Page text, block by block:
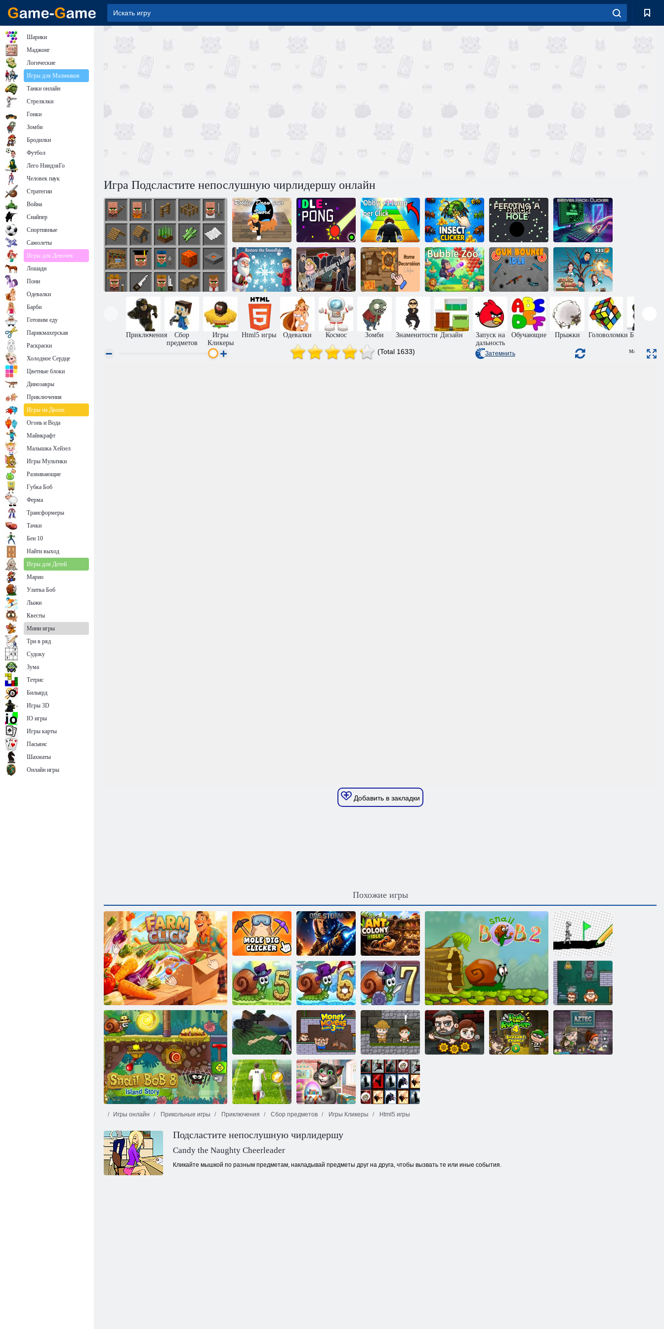
Игра Подсластите непослушную чирлидершу онлайн
Робби: Обнажи
свой меч
Бесконечный
понг
Обби: +1
прыжок за клик
Кликер
насекомых
Кормление
чёрной дыры
Взлом сервера:
Кликер
Восстановите
снежинку
Альфа-
эволюция:
Станьте
лидером
Декор для дома
Пузырьковый
зоопарк
Отскок оружия
в режиме
ожидания
Игра
кальмаров
Эволюция: Все
персонажи!
Приключения
Сбор
предметов
Игры
Кликеры
Html5 игры Одевалки Космос Зомби Знаменитости Дизайн
Запуск на
дальность
Обучающие Прыжки Головоломки Бродилки
мальчиков
(Total 1633) Затемнить
Добавить в закладки
Похожие игры
Фермерский клик
Кротовый
кликер
Рудовая война
Муравьиная
колония
Иди по
нарисованному
Улитка Боб 5:
История любви
Улитка Боб 6:
Зимняя сказка
Улитка Боб 7:
Фантастическая
история
Ловкие воры 2
Майнкрафт:
Блок шахты
Ловкие воры 3:
Караульная
служба
Инки:
Приключения
Евро Футбол
Спринт
Том: Киндер
сюрприз
Игры онлайн Прикольные игры Приключения Сбор предметов Игры Кликеры Html5 игры
Подсластите непослушную чирлидершу
Candy the Naughty Cheerleader
Кликайте мышкой по разным предметам, накладывай предметы друг на друга, чтобы вызвать те или иные события.
Шарики
Маджонг
Логические
Игры для Мальчиков
Танки онлайн
Стрелялки
Гонки
Зомби
Бродилки
Футбол
Лего НиндзяГо
Человек паук
Стратегии
Война
Снайпер
Спортивные
Самолеты
Игры для Девочек
Лошади
Пони
Одевалки
Барби
Готовим еду
Парикмахерская
Раскраски
Холодное Сердце
Цветные блоки
Динозавры
Приключения
Игры на Двоих
Огонь и Вода
Майнкрафт
Малышка Хейзел
Игры Мультики
Развивающие
Губка Боб
Ферма
Трансформеры
Тачки
Бен 10
Найти выход
Игры для Детей
Марио
Улитка Боб
Лыжи
Квесты
Мини игры
Три в ряд
Судоку
Зума
Тетрис
Бильярд
Игры 3D
IO игры
Игры карты
Пасьянс
Шахматы
Онлайн игры